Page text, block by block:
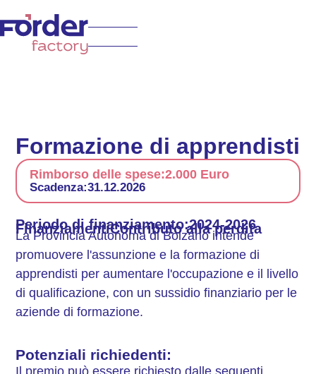
Formazione di apprendisti
Rimborso delle spese:2.000 Euro
Scadenza:31.12.2026
Periodo di finanziamento:2024-2026
FinanziamentiContributo alla perdita
La Provincia Autonoma di Bolzano intende
promuovere l'assunzione e la formazione di
apprendisti per aumentare l'occupazione e il livello
di qualificazione, con un sussidio finanziario per le
aziende di formazione.
Potenziali richiedenti:
Il premio può essere richiesto dalle seguenti